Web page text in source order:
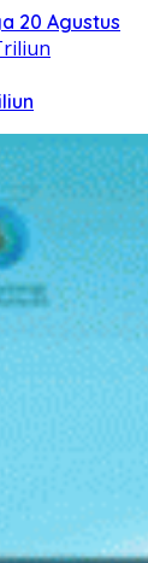
20 Agustus